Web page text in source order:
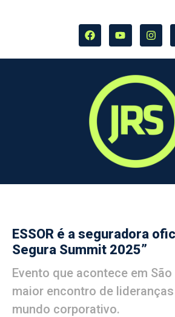
ESSOR é a seguradora
Segura Summit 2025”
Evento que acontece em São
maior encontro de
mundo corporativo.